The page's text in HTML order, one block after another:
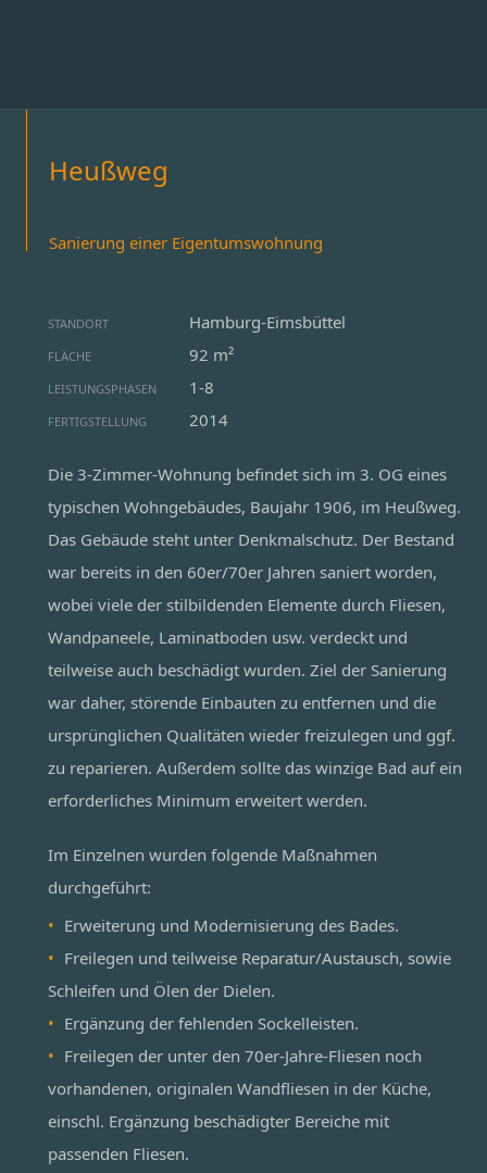
Heußweg
Sanierung einer Eigentumswohnung
STANDORT Hamburg-Eimsbüttel
FLÄCHE 92 m²
LEISTUNGSPHASEN 1-8
FERTIGSTELLUNG 2014
Die 3-Zimmer-Wohnung befindet sich im 3. OG eines
typischen Wohngebäudes, Baujahr 1906, im Heußweg.
Das Gebäude steht unter Denkmalschutz. Der Bestand
war bereits in den 60er/70er Jahren saniert worden,
wobei viele der stilbildenden Elemente durch Fliesen,
Wandpaneele, Laminatboden usw. verdeckt und
teilweise auch beschädigt wurden. Ziel der Sanierung
war daher, störende Einbauten zu entfernen und die
ursprünglichen Qualitäten wieder freizulegen und ggf.
zu reparieren. Außerdem sollte das winzige Bad auf ein
erforderliches Minimum erweitert werden.
Im Einzelnen wurden folgende Maßnahmen
durchgeführt:
Erweiterung und Modernisierung des Bades.
Freilegen und teilweise Reparatur/Austausch, sowie
Schleifen und Ölen der Dielen.
Ergänzung der fehlenden Sockelleisten.
Freilegen der unter den 70er-Jahre-Fliesen noch
vorhandenen, originalen Wandfliesen in der Küche,
einschl. Ergänzung beschädigter Bereiche mit
passenden Fliesen.